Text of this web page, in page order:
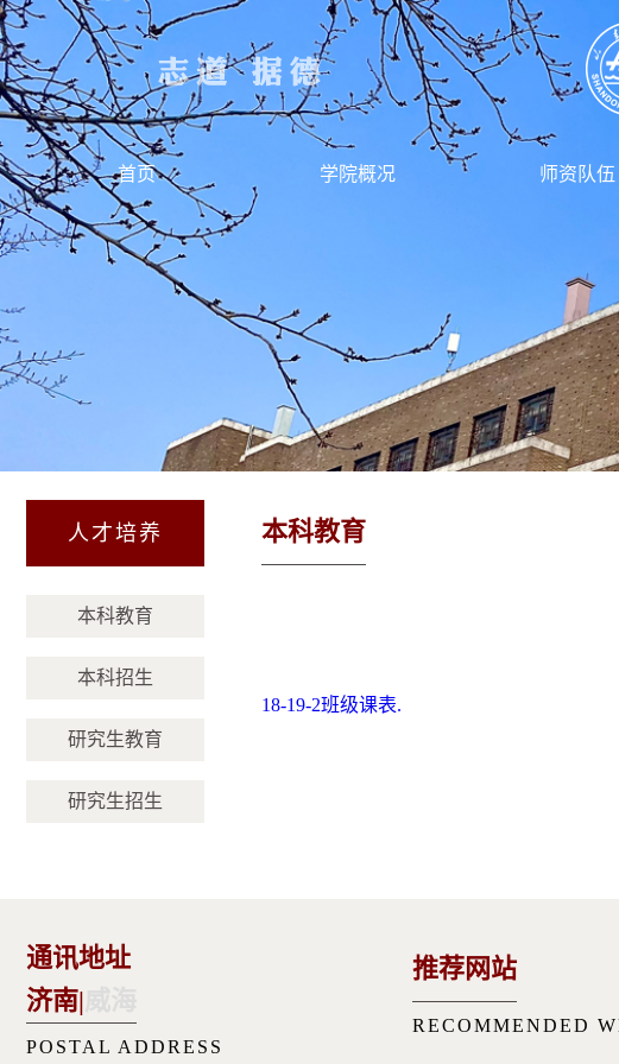
首页 学院概况 师资队伍
人才培养
本科教育
本科招生
研究生教育
研究生招生
本科教育
18-19-2班级课表.
通讯地址
济南|
POSTAL ADDRESS
推荐网站
RECOMMENDED